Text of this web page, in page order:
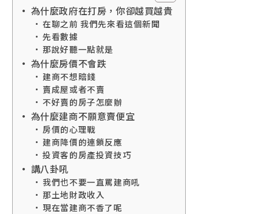
為什麼政府在打房，你卻越買越貴
在聊之前 我們先來看這個新聞
先看數據
那說好聽一點就是
為什麼房價不會跌
建商不想賠錢
賣成屋或者不賣
不好賣的房子怎麼辦
為什麼建商不願意賣便宜
房價的心理戰
建商降價的連鎖反應
投資客的房產投資技巧
講八卦吼
我們也不要一直罵建商吼
那土地財政收入
現在當建商不香了呢